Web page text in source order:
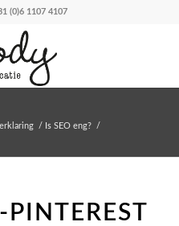
(0)6 1107 4107
/ Is SEO eng?
/
PINTEREST